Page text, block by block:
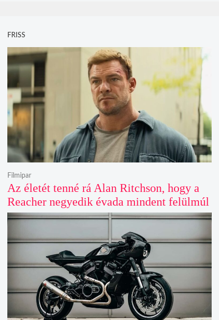
FRISS
Az életét tenné rá Alan Ritchson, hogy a
Reacher negyedik évada mindent felülmúl
Filmipar